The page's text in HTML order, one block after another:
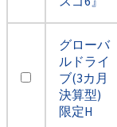
グローバ
ルドライ
ブ(3カ月
決算型)
限定H